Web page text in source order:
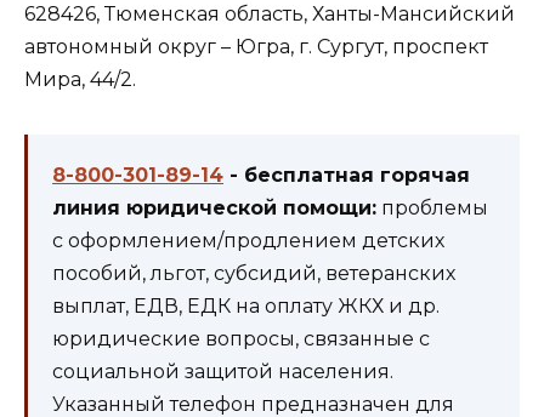
628426, Тюменская область, Ханты-Мансийский
автономный округ – Югра, г. Сургут, проспект
Мира, 44/2.
8-800-301-89-14 - бесплатная горячая
линия юридической помощи: проблемы
с оформлением/продлением детских
пособий, льгот, субсидий, ветеранских
выплат, ЕДВ, ЕДК на оплату ЖКХ и др.
юридические вопросы, связанные с
социальной защитой населения.
Указанный телефон предназначен для